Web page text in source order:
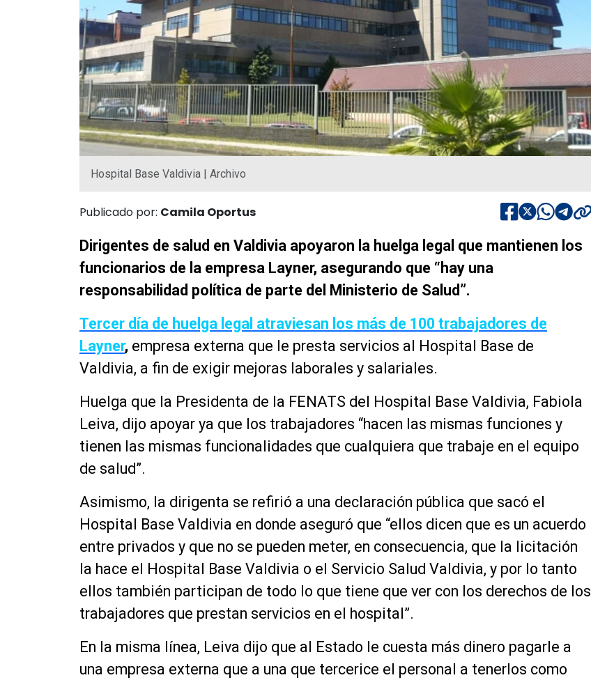
Hospital Base Valdivia | Archivo
Publicado por: Camila Oportus
Dirigentes de salud en Valdivia apoyaron la huelga legal que mantienen los
funcionarios de la empresa Layner, asegurando que “hay una
responsabilidad política de parte del Ministerio de Salud”.
Tercer día de huelga legal atraviesan los más de 100 trabajadores de
Layner, empresa externa que le presta servicios al Hospital Base de
Valdivia, a fin de exigir mejoras laborales y salariales.
Huelga que la Presidenta de la FENATS del Hospital Base Valdivia, Fabiola
Leiva, dijo apoyar ya que los trabajadores “hacen las mismas funciones y
tienen las mismas funcionalidades que cualquiera que trabaje en el equipo
de salud”.
Asimismo, la dirigenta se refirió a una declaración pública que sacó el
Hospital Base Valdivia en donde aseguró que “ellos dicen que es un acuerdo
entre privados y que no se pueden meter, en consecuencia, que la licitación
la hace el Hospital Base Valdivia o el Servicio Salud Valdivia, y por lo tanto
ellos también participan de todo lo que tiene que ver con los derechos de los
trabajadores que prestan servicios en el hospital”.
En la misma línea, Leiva dijo que al Estado le cuesta más dinero pagarle a
una empresa externa que a una que tercerice el personal a tenerlos como